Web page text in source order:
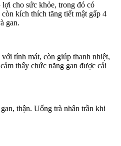
lợi cho sức khỏe, trong đó có
kích thích tăng tiết mật gấp 4
gan.
tính mát, còn giúp thanh nhiệt,
thấy chức năng gan được cải
thận. Uống trà nhân trần khi